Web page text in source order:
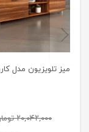
میز تلویزیون مدل
۲۰,۰۴۲,۰۰۰ تومان
previus